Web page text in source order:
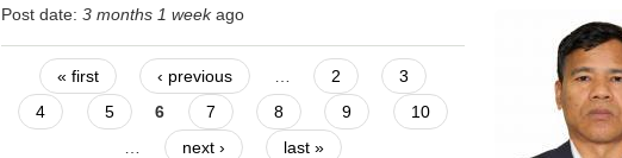
Post date: 3 months 1 weekago
Pages
« first ‹ previous 2
3
4
5 6 7 8 9
10
next › last »